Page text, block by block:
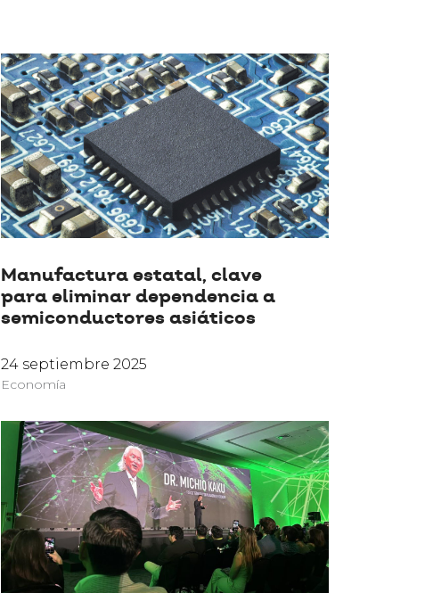
Manufactura estatal, clave
para eliminar dependencia a
semiconductores asiáticos
24 septiembre 2025
Economía